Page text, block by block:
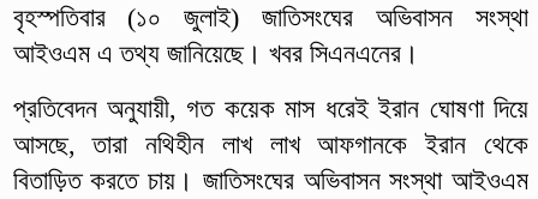
বৃহস্পতিবার (১০ জুলাই) জাতিসংঘের অভিবাসন সংস্থা
আইওএম এ তথ্য জানিয়েছে। খবর সিএনএনের।
প্রতিবেদন অনুযায়ী, গত কয়েক মাস ধরেই ইরান ঘোষণা দিয়ে
আসছে, তারা নথিহীন লাখ লাখ আফগানকে ইরান থেকে
বিতাড়িত করতে চায়। জাতিসংঘের অভিবাসন সংস্থা আইওএম